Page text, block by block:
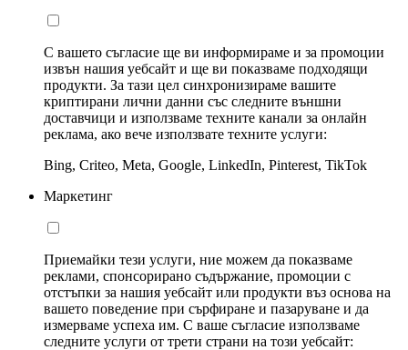
С вашето съгласие ще ви информираме и за промоции
извън нашия уебсайт и ще ви показваме подходящи
продукти. За тази цел синхронизираме вашите
криптирани лични данни със следните външни
доставчици и използваме техните канали за онлайн
реклама, ако вече използвате техните услуги:
Bing, Criteo, Meta, Google, LinkedIn, Pinterest, TikTok
Маркетинг
Приемайки тези услуги, ние можем да показваме
реклами, спонсорирано съдържание, промоции с
отстъпки за нашия уебсайт или продукти въз основа на
вашето поведение при сърфиране и пазаруване и да
измерваме успеха им. С ваше съгласие използваме
следните услуги от трети страни на този уебсайт: